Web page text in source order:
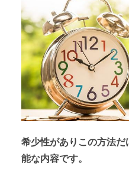
希少性がありこの方法
能な内容です。